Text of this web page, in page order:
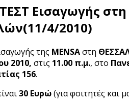
Εισαγωγής στη
4/2010)
της MENSAστη
2010, στις 11.00 π.μ., στο
156.
30 Ευρώ(για φοιτητές και